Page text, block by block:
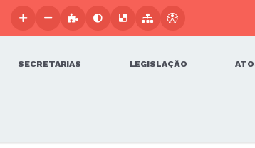
SECRETARIAS LEGISLAÇÃO